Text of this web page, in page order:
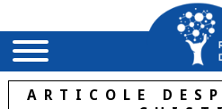
ARTICOLE